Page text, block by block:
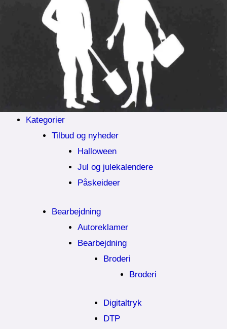
Kategorier
Tilbud og nyheder
Halloween
Jul og julekalendere
Påskeideer
Bearbejdning
Autoreklamer
Bearbejdning
Broderi
Broderi
Digitaltryk
DTP